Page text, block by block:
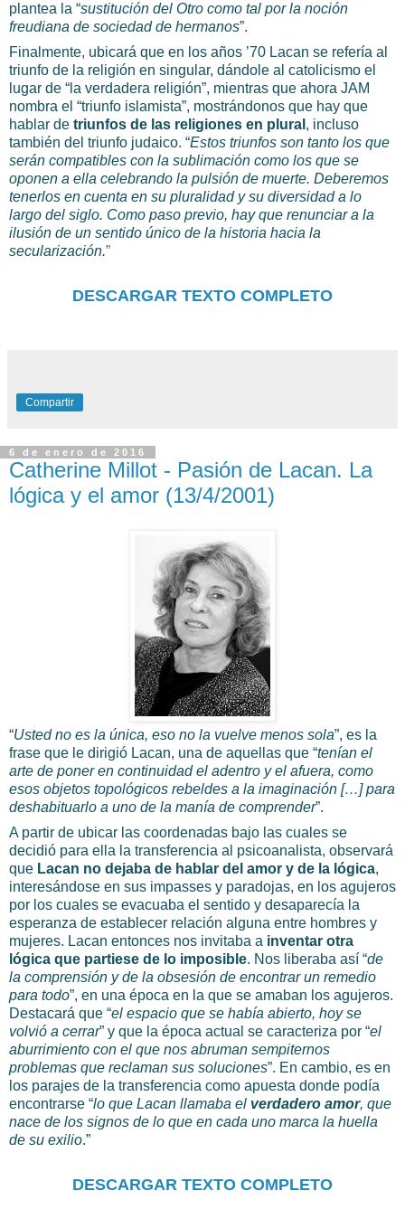
plantea la “sustitución del Otro como tal por la noción
freudiana de sociedad de hermanos”.
Finalmente, ubicará que en los años ’70 Lacan se refería al
triunfo de la religión en singular, dándole al catolicismo el
lugar de “la verdadera religión”, mientras que ahora JAM
nombra el “triunfo islamista”, mostrándonos que hay que
hablar de triunfos de las religiones en plural , incluso
también del triunfo judaico. “Estos triunfos son tanto los que
serán compatibles con la sublimación como los que se
oponen a ella celebrando la pulsión de muerte. Deberemos
tenerlos en cuenta en su pluralidad y su diversidad a lo
largo del siglo. Como paso previo, hay que renunciar a la
ilusión de un sentido único de la historia hacia la
secularización.”
DESCARGAR TEXTO COMPLETO
Compartir
6 de enero de 2016
Catherine Millot - Pasión de Lacan. La
lógica y el amor (13/4/2001)
“Usted no es la única, eso no la vuelve menos sola”, es la
frase que le dirigió Lacan, una de aquellas que “tenían el
arte de poner en continuidad el adentro y el afuera, como
esos objetos topológicos rebeldes a la imaginación […] para
deshabituarlo a uno de la manía de comprender”.
A partir de ubicar las coordenadas bajo las cuales se
decidió para ella la transferencia al psicoanalista, observará
que Lacan no dejaba de hablar del amor y de la lógica,
interesándose en sus impasses y paradojas, en los agujeros
por los cuales se evacuaba el sentido y desaparecía la
esperanza de establecer relación alguna entre hombres y
mujeres. Lacan entonces nos invitaba a inventar otra
lógica que partiese de lo imposible. Nos liberaba así “de
la comprensión y de la obsesión de encontrar un remedio
para todo”, en una época en la que se amaban los agujeros.
Destacará que “el espacio que se había abierto, hoy se
volvió a cerrar” y que la época actual se caracteriza por “el
aburrimiento con el que nos abruman sempiternos
problemas que reclaman sus soluciones”. En cambio, es en
los parajes de la transferencia como apuesta donde podía
encontrarse “lo que Lacan llamaba el verdadero amor, que
nace de los signos de lo que en cada uno marca la huella
de su exilio.”
DESCARGAR TEXTO COMPLETO